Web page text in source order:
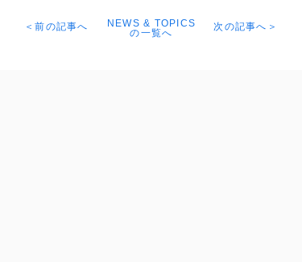
＜前の記事へ
NEWS & TOPICS
の一覧へ
次の記事へ＞